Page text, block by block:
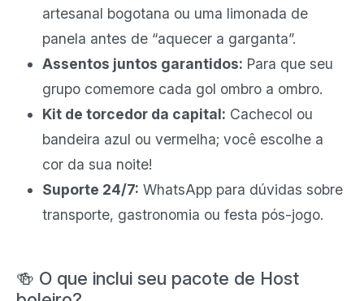
artesanal bogotana ou uma limonada de
panela antes de “aquecer a garganta”.
Assentos juntos garantidos: Para que seu
grupo comemore cada gol ombro a ombro.
Kit de torcedor da capital: Cachecol ou
bandeira azul ou vermelha; você escolhe a
cor da sua noite!
Suporte 24/7: WhatsApp para dúvidas sobre
transporte, gastronomia ou festa pós-jogo.
🍻 O que inclui seu pacote de Host